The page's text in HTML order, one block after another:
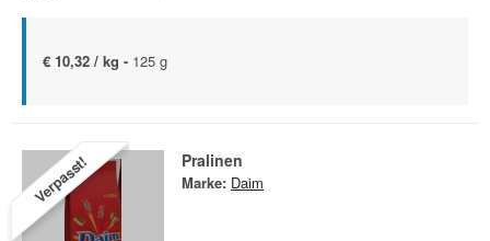
€ 10,32 / kg - 125 g
Verpasst! Pralinen
Marke: Daim